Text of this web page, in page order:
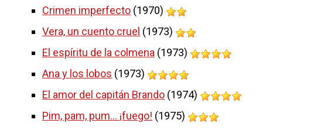
Crimen imperfecto (1970)
Vera, un cuento cruel (1973)
El espíritu de la colmena (1973)
Ana y los lobos (1973)
El amor del capitán Brando (1974)
Pim, pam, pum... ¡fuego! (1975)